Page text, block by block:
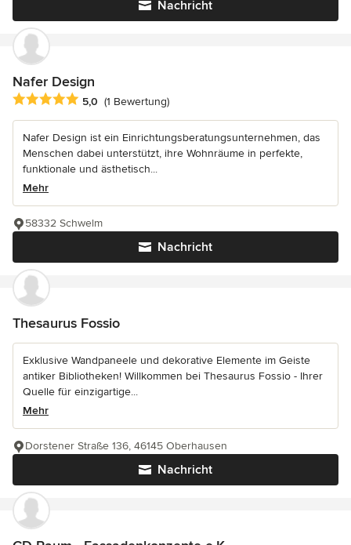
Nachricht
Nafer Design
Durchschnittliche Bewertung: 5 von 5 Sternen
5,0 (1 Bewertung)
Nafer Design ist ein Einrichtungsberatungsunternehmen, das
Menschen dabei unterstützt, ihre Wohnräume in perfekte,
funktionale und ästhetisch...
Mehr
Nachricht
58332 Schwelm
Thesaurus Fossio
Exklusive Wandpaneele und dekorative Elemente im Geiste
antiker Bibliotheken! Willkommen bei Thesaurus Fossio - Ihrer
Quelle für einzigartige...
Mehr
Nachricht
Dorstener Straße 136, 46145 Oberhausen